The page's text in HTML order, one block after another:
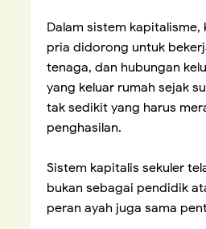
Dalam sistem
pria didorong untuk
tenaga, dan hubungan
yang keluar rumah sejak
tak sedikit yang harus
penghasilan.
Sistem kapitalis sekuler
bukan sebagai pendidik
peran ayah juga sama